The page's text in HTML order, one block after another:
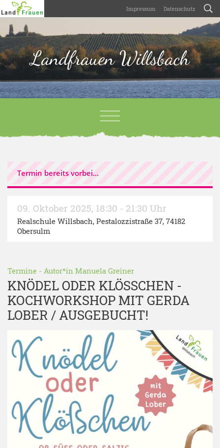
Impressum Datenschutz
Landfrauen Willsbach
Termin bereits vorbei...
09. Oktober 2025, 18:30 - 21:30 Uhr
Realschule Willsbach, Pestalozzistraße 37, 74182
Obersulm
Termine - Autor*in Manuela Greiner
KNÖDEL ODER KLÖSSCHEN -K
OCHWORKSHOP MIT GERDA L
OBER / AUSGEBUCHT!